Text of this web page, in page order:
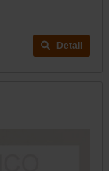
Detail